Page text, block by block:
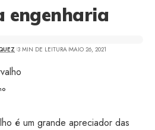
engenharia
3 MIN DE LEITURA MAIO 26, 2021
é um grande apreciador das